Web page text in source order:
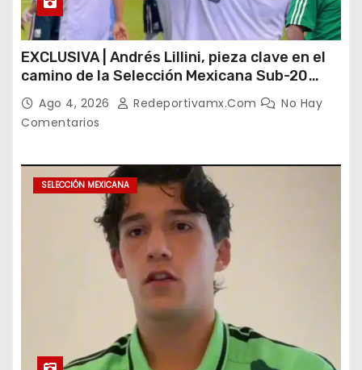
EXCLUSIVA | Andrés Lillini, pieza clave en el
camino de la Selección Mexicana Sub-20
rumbo al Mundial
Ago 4, 2026 Redeportivamx.com
No Hay
Comentarios
SELECCIÓN MEXICANA